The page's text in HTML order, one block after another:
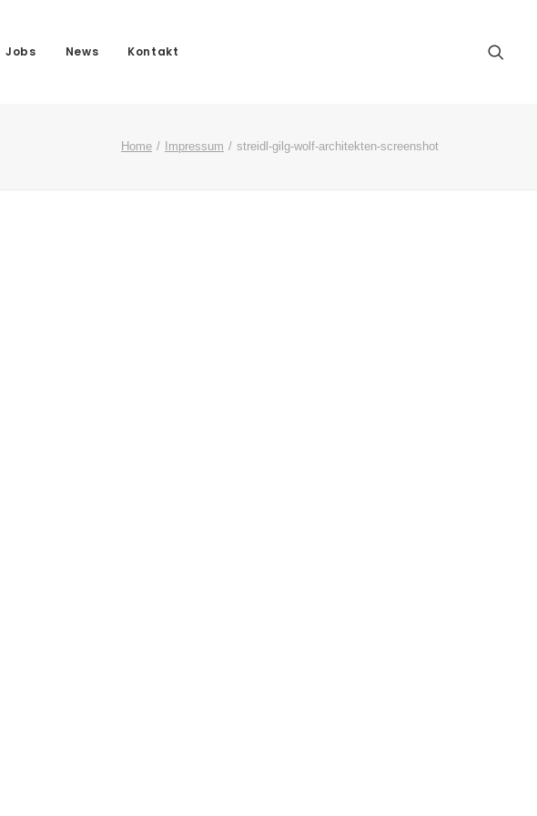
Jobs News Kontakt
Home Impressum streidl-gilg-wolf-architekten-screenshot